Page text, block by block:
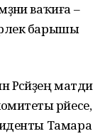
ваҡиға –
барышы
Рәсәйҙең матди
рәйесе,
Тамара